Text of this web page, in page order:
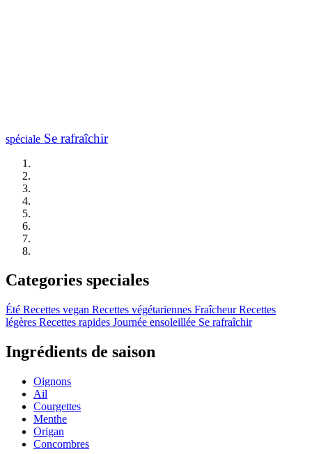
spéciale Se rafraîchir
Categories speciales
Été Recettes vegan Recettes végétariennes Fraîcheur Recettes
légères Recettes rapides Journée ensoleillée Se rafraîchir
Ingrédients de saison
Oignons
Ail
Courgettes
Menthe
Origan
Concombres